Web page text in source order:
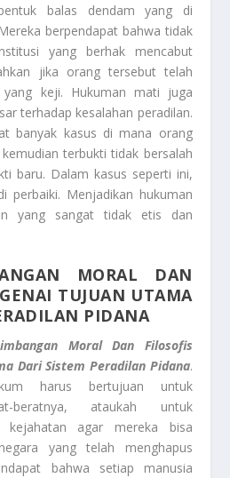
balas dendam yang di
berpendapat bahwa tidak
yang berhak mencabut
jika orang tersebut telah
yang keji. Hukuman mati juga
terhadap kesalahan peradilan.
banyak kasus di mana orang
terbukti tidak bersalah
baru. Dalam kasus seperti ini,
perbaiki. Menjadikan hukuman
yang sangat tidak etis dan
MORAL DAN
TUJUAN UTAMA
PIDANA
Moral Dan Filosofis
Dari Sistem Peradilan Pidana.
harus bertujuan untuk
beratnya, ataukah untuk
kejahatan agar mereka bisa
yang telah menghapus
bahwa setiap manusia